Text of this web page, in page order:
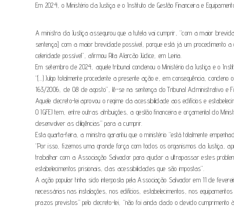
Em 2024, o Ministério da Justiça e o Instituto de Gestão Financeira e
A ministra da Justiça assegurou que a tutela vai cumprir, “com a maior
sentença] com a maior brevidade possível, porque está já um procedimento
celeridade possível”, afirmou Rita Alarcão Júdice, em Leiria.
Em setembro de 2024, aquele tribunal condenou o Ministério da Justiça e o
“(…) Julgo totalmente procedente a presente ação e, em consequência,
163/2006, de 08 de agosto”, lê-se na sentença do Tribunal Administrativo e
Aquele decreto-lei aprovou o regime da acessibilidade aos edifícios e
O IGFEJ tem, entre outras atribuições, a gestão financeira e orçamental do
desenvolver as diligências” para a cumprir.
Esta quarta-feira, a ministra garantiu que o ministério “está totalmente
“Por isso, fizemos uma grande força com todos os organismos da Justiça,
trabalhar com a Associação Salvador para ajudar a ultrapassar estes
estabelecimentos prisionais, das acessibilidades que são impostas”.
A ação popular tinha sido interposta pela Associação Salvador em 11 de
necessárias nas instalações, nos edifícios, estabelecimentos, nos
prazos previstos” pelo decreto-lei, “não foi ainda dado o devido